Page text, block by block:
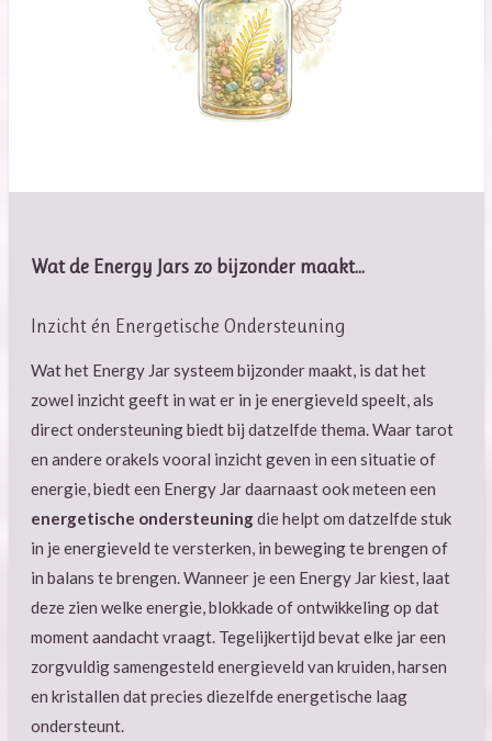
Wat de Energy Jars zo bijzonder maakt...
Inzicht én Energetische Ondersteuning
Wat het Energy Jar systeem bijzonder maakt, is dat het
zowel inzicht geeft in wat er in je energieveld speelt, als
direct ondersteuning biedt bij datzelfde thema. Waar tarot
en andere orakels vooral inzicht geven in een situatie of
energie, biedt een Energy Jar daarnaast ook meteen een
energetische ondersteuningdie helpt om datzelfde stuk
in je energieveld te versterken, in beweging te brengen of
in balans te brengen. Wanneer je een Energy Jar kiest, laat
deze zien welke energie, blokkade of ontwikkeling op dat
moment aandacht vraagt. Tegelijkertijd bevat elke jar een
zorgvuldig samengesteld energieveld van kruiden, harsen
en kristallen dat precies diezelfde energetische laag
ondersteunt.